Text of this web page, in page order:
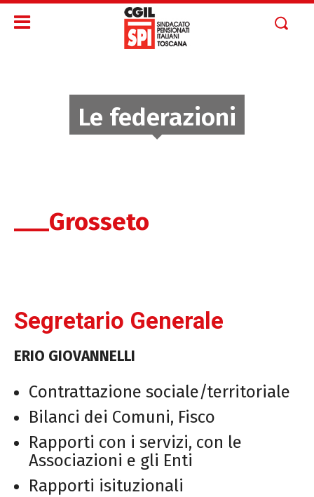
Le federazioni
Grosseto
Segretario Generale
ERIO GIOVANNELLI
Contrattazione sociale/territoriale
Bilanci dei Comuni, Fisco
Rapporti con i servizi, con le
Associazioni e gli Enti
Rapporti isituzionali